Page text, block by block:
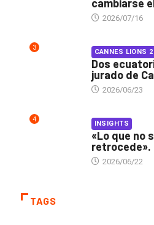
cambiarse
2026/07/16
3 CANNES LIONS
Dos
jurado de
2026/06/23
4 INSIGHTS
«Lo que no
retrocede».
2026/06/22
TAGS